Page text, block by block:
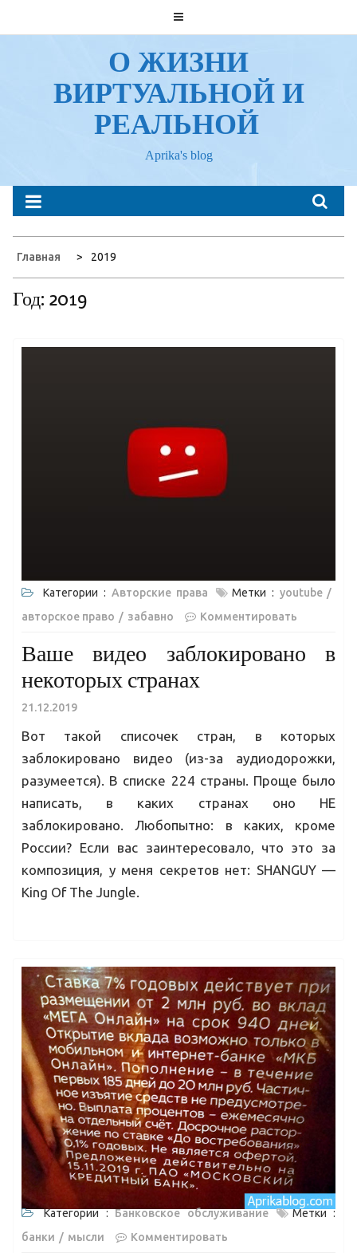
О ЖИЗНИ
ВИРТУАЛЬНОЙ И
РЕАЛЬНОЙ
Aprika's blog
Главная 2019
Год: 2019
Категории : Авторские права Метки :youtube
авторское право
забавно Комментировать
Ваше видео заблокировано в
некоторых странах
21.12.2019
Вот такой списочек стран, в которых
заблокировано видео (из-за аудиодорожки,
разумеется). В списке 224 страны. Проще было
написать, в каких странах оно НЕ
заблокировано. Любопытно: в каких, кроме
России? Если вас заинтересовало, что это за
композиция, у меня секретов нет: SHANGUY —
King Of The Jungle.
Категории :Банковское обслуживание
Метки :
банки
мысли Комментировать